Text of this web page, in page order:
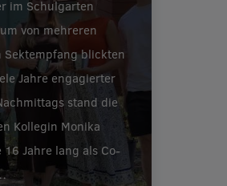
im Schulgarten
von mehreren
Sektempfang blickten
Jahre engagierter
stand die
Kollegin Monika
16 Jahre lang als Co-